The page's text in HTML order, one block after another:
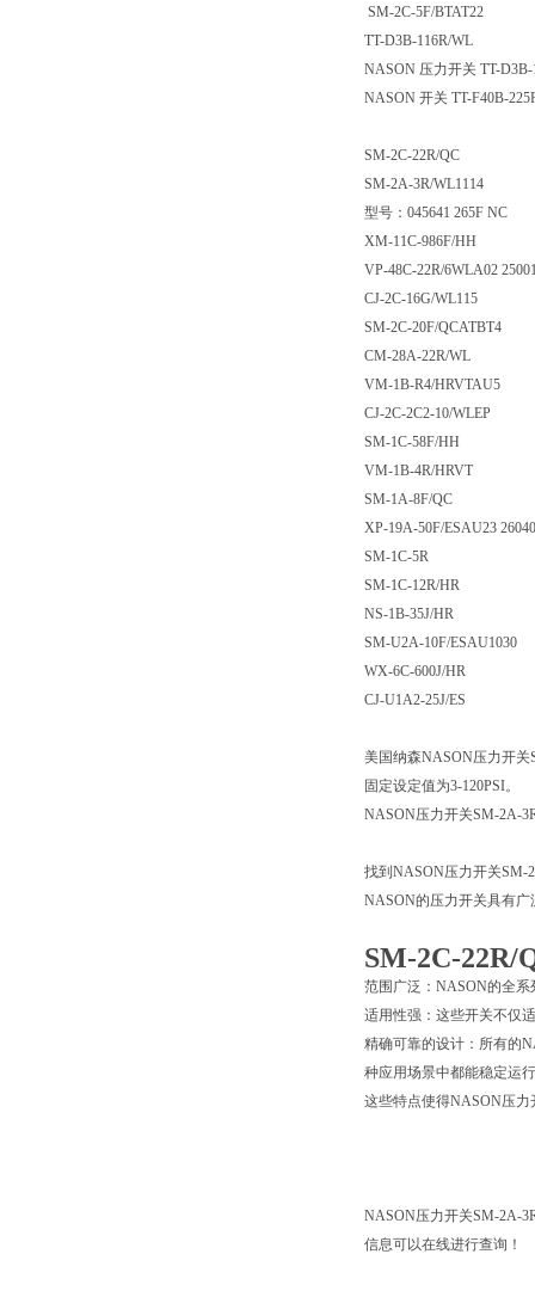
SM-2C-5F/BTAT22
TT-D3B-116R/WL
NASON 压力开关 TT-D3B-
NASON 开关 TT-F40B-
SM-2C-22R/QC
SM-2A-3R/WL1114
型号：045641 265F NC
XM-11C-986F/HH
VP-48C-22R/6WLA02
CJ-2C-16G/WL115
SM-2C-20F/QCATBT4
CM-28A-22R/WL
VM-1B-R4/HRVTAU5
CJ-2C-2C2-10/WLEP
SM-1C-58F/HH
VM-1B-4R/HRVT
SM-1A-8F/QC
XP-19A-50F/ESAU23
SM-1C-5R
SM-1C-12R/HR
NS-1B-35J/HR
SM-U2A-10F/ESAU1030
WX-6C-600J/HR
CJ-U1A2-25J/ES
美国纳森NASON压力开关
固定设定值为3-120PSI。
NASON压力开关SM-2A-
找到NASON压力开关SM-
NASON的压力开关具有
SM-2C-22R/
范围广泛：NASON的全系
适用性强：这些开关不仅
精确可靠的设计：所有的
种应用场景中都能稳定运
这些特点使得NASON压
NASON压力开关SM-2A-
信息可以在线进行查询！